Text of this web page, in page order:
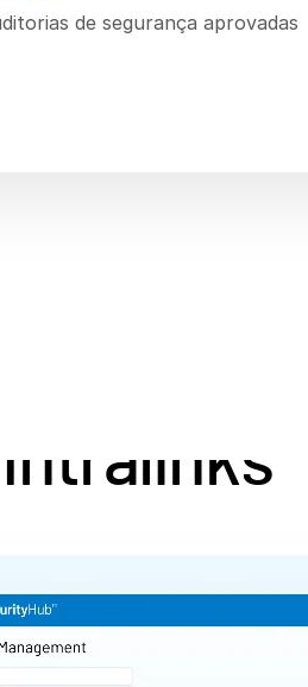
de segurança aprovadas